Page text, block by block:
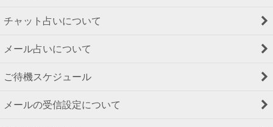
チャット占いについて
メール占いについて
ご待機スケジュール
メールの受信設定について